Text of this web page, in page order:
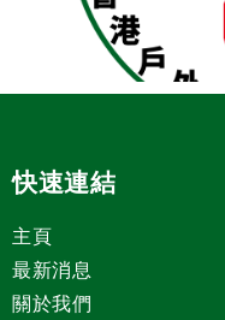
快速連結
主頁
最新消息
關於我們